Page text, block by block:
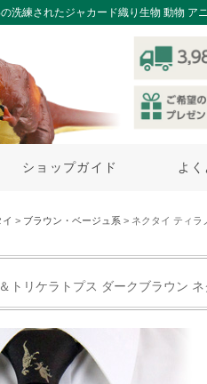
洗練されたジャカード織り生物 動物 ア
ショップガイド よ
イ > ブラウン・ベージュ系 > ネクタイ ティラ
トリケラトプス ダークブラウン ネ